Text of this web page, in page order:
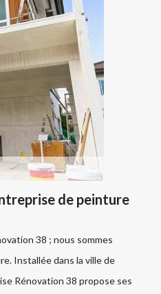
de peinture
38 ; nous sommes
Installée dans la ville de
Rénovation 38 propose ses